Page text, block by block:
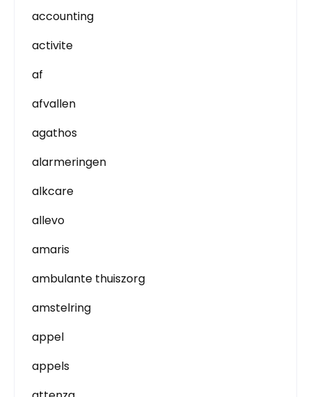
accounting
activite
af
afvallen
agathos
alarmeringen
alkcare
allevo
amaris
ambulante thuiszorg
amstelring
appel
appels